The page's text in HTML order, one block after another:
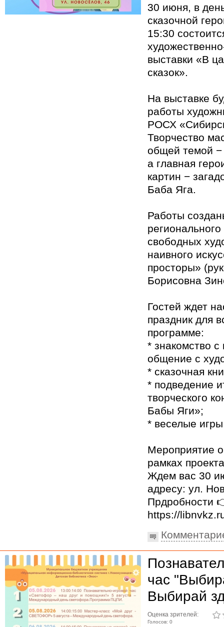
30 июня, в
сказочной
15:30
выставки «В
сказок».
На выставке
работы
РОСХ
Творчество
общей темой −
а главная
картин −
Баба Яга.
Работы
свободных
наивного
просторы»
Борисовна
Гостей ждет
праздник для
программе:
* знакомство
общение с
* сказочная
* подведение
творческого
Бабы Яги»;
* веселые
Мероприятие
рамках
Ждем вас 30
адресу: ул.
Прдробности
https://
час
Выбирай
Оценка зрителей:
Голосов: 0